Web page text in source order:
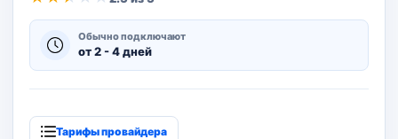
Обычно подключают
от 2 - 4 дней
Тарифы провайдера